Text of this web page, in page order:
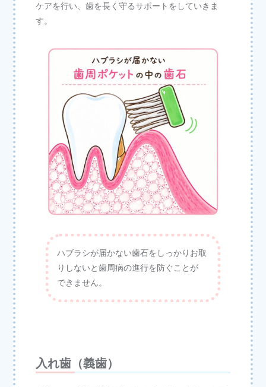
ケアを行い、歯を長く守るサポートをしていきま
す。
ハブラシが届かない歯石をしっかりお取
りしないと歯周病の進行を防ぐことが
できません。
入れ歯（義歯）